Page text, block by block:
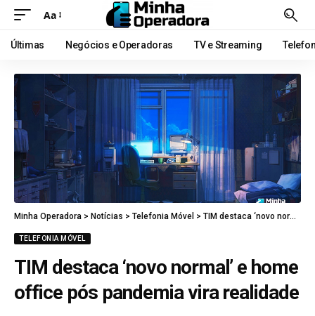
Aa
Últimas Negócios e Operadoras TV e Streaming
Minha Operadora > Notícias > Telefonia Móvel > TIM destaca ‘novo normal’ e home office pós pandemia vira realidade
TELEFONIA MÓVEL
TIM destaca ‘novo normal’ e home
office pós pandemia vira realidade